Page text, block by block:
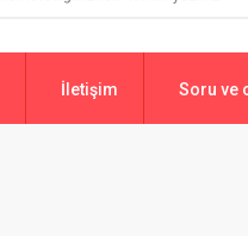
İletişim Soru ve